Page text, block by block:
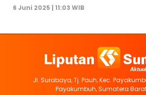
6 Juni 2025 | 11:03 WIB
Jl. Surabaya, Tj. Pauh, Kec.
Payakumbuh, Sumatera Barat